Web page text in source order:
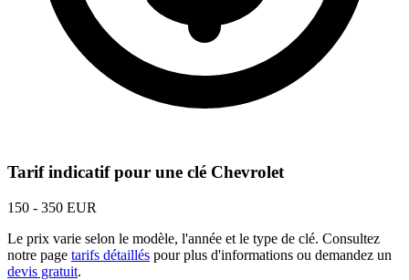
Tarif indicatif pour une clé Chevrolet
150 - 350 EUR
Le prix varie selon le modèle, l'année et le type de clé. Consultez
notre page tarifs détaillés pour plus d'informations ou demandez un
devis gratuit.